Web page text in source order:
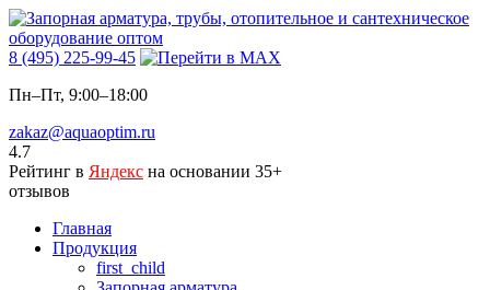
8 (495) 225-99-45
Пн–Пт, 9:00–18:00
zakaz@aquaoptim.ru
4.7
Рейтинг в Яндекс на основании 35+
отзывов
Главная
Продукция
first_child